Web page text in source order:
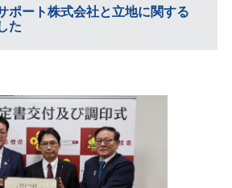
ポート株式会社と立地に関する
た